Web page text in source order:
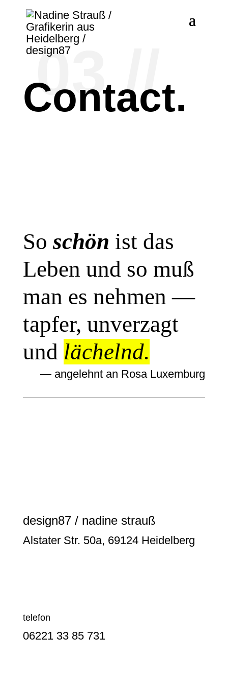
03 //
Contact.
Soschön ist das
Leben und so muß
man es nehmen —
tapfer, unverzagt
und lächelnd.
— angelehnt an Rosa Luxemburg
design87 / nadine strauß
Alstater Str. 50a, 69124 Heidelberg
telefon
06221 33 85 731